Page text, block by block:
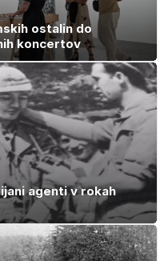
ostalin do
koncertov
agenti v rokah